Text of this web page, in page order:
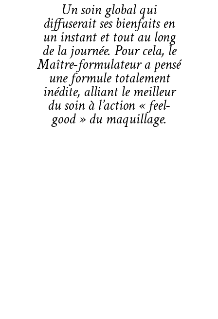
Un soin global qui
diffuserait ses bienfaits en
un instant et tout au long
de la journée. Pour cela, le
Maître-formulateur a pensé
une formule totalement
inédite, alliant le meilleur
du soin à l’action « feel-
good » du maquillage.